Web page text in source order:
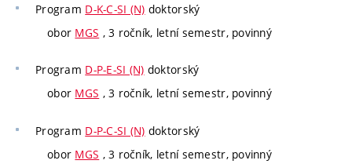
Program D-K-C-SI (N) doktorský
obor MGS , 3 ročník, letní semestr, povinný
Program D-P-E-SI (N) doktorský
obor MGS , 3 ročník, letní semestr, povinný
Program D-P-C-SI (N) doktorský
obor MGS , 3 ročník, letní semestr, povinný